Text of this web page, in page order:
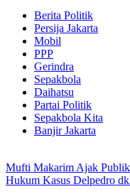
Berita Politik
Persija Jakarta
Mobil
PPP
Gerindra
Sepakbola
Daihatsu
Partai Politik
Sepakbola Kita
Banjir Jakarta
Mufti Makarim Ajak
Hukum Kasus Delpedro